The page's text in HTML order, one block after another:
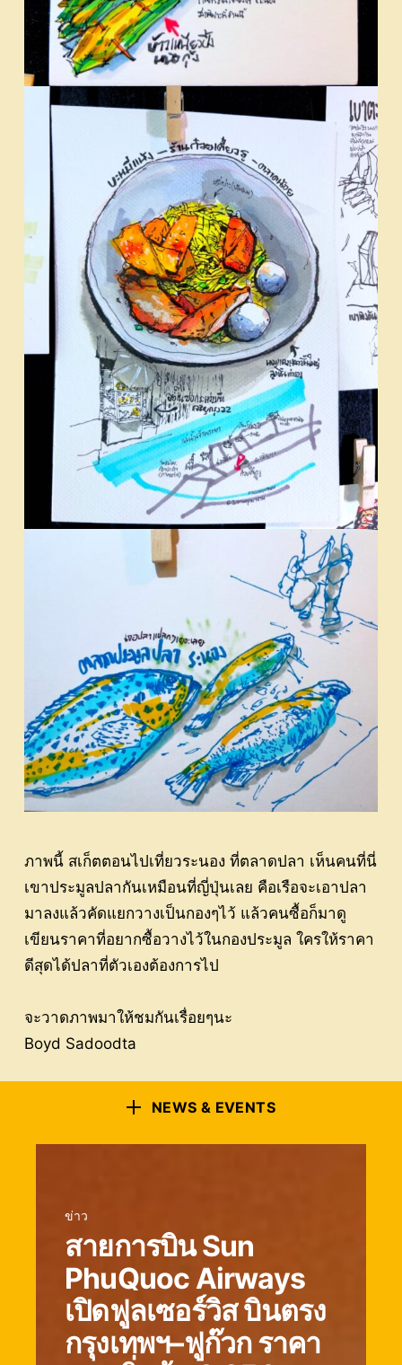
ภาพนี้ สเก็ตตอนไปเที่ยวระนอง ที่ตลาดปลา เห็นคนที่นี่
เขาประมูลปลากันเหมือนที่ญี่ปุ่นเลย คือเรือจะเอาปลา
มาลงแล้วคัดแยกวางเป็นกองๆไว้ แล้วคนซื้อก็มาดู
เขียนราคาที่อยากซื้อวางไว้ในกองประมูล ใครให้ราคา
ดีสุดได้ปลาที่ตัวเองต้องการไป
จะวาดภาพมาให้ชมกันเรื่อยๆนะ
Boyd Sadoodta
NEWS & EVENTS
ข่าว
สายการบิน Sun
PhuQuoc Airways
เปิดฟูลเซอร์วิส บินตรง
กรุงเทพฯ–ฟูก๊วก ราคา